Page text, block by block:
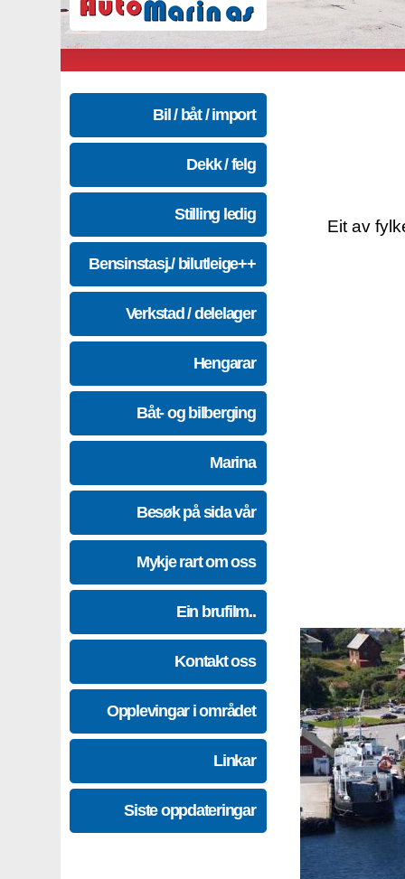
Bil / båt / import
Dekk / felg
Stilling ledig
Bensinstasj./ bilutleige++
Verkstad / delelager
Hengarar
Båt- og bilberging
Marina
Besøk på sida vår
Mykje rart om oss
Ein brufilm..
Kontakt oss
Opplevingar i området
Linkar
Siste oppdateringar
Eit av